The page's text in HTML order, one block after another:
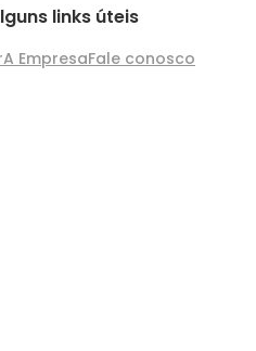
links úteis
A EmpresaFale conosco